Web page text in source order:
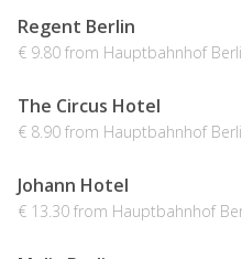
Regent Berlin
€ 9.80 from Hauptbahnhof
The Circus Hotel
€ 8.90 from Hauptbahnhof
Johann Hotel
€ 13.30 from Hauptbahnhof